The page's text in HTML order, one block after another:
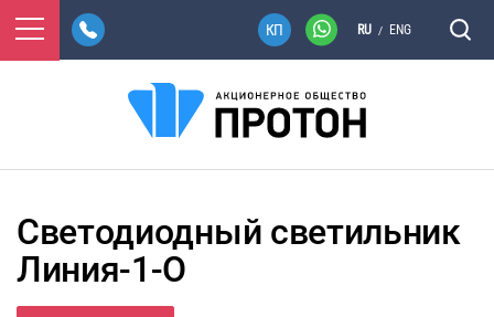
RU / ENG
Светодиодный светильник
Линия-1-О